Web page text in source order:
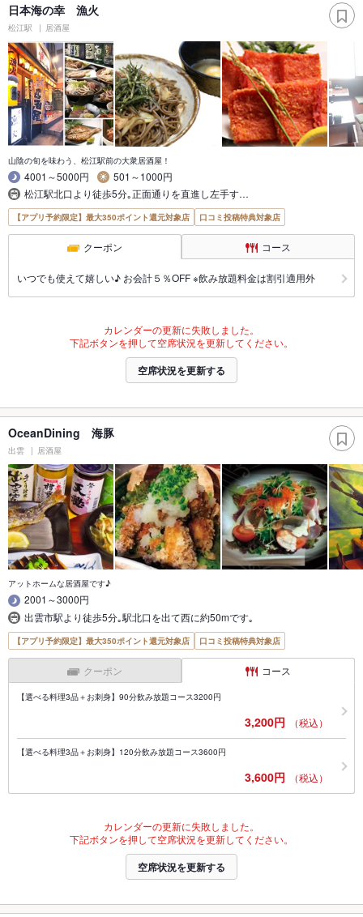
日本海の幸 漁火
松江駅 居酒屋
山陰の旬を味わう、松江駅前の大衆居酒屋！
4001～5000円
501～1000円
松江駅北口より徒歩5分｡正面通りを直進し左手す…
【アプリ予約限定】最大350ポイント還元対象店 口コミ投稿特典対象店
クーポン コース
いつでも使えて嬉しい♪ お会計５％OFF ※飲み放題料金は割引適用外
カレンダーの更新に失敗しました。
下記ボタンを押して空席状況を更新してください。
空席状況を更新する
OceanDining 海豚
出雲 居酒屋
アットホームな居酒屋です♪
2001～3000円
出雲市駅より徒歩5分｡駅北口を出て西に約50mです｡
【アプリ予約限定】最大350ポイント還元対象店 口コミ投稿特典対象店
クーポン コース
【選べる料理3品＋お刺身】90分飲み放題コース3200円
3,200円 （税込）
【選べる料理3品＋お刺身】120分飲み放題コース3600円
3,600円 （税込）
カレンダーの更新に失敗しました。
下記ボタンを押して空席状況を更新してください。
空席状況を更新する